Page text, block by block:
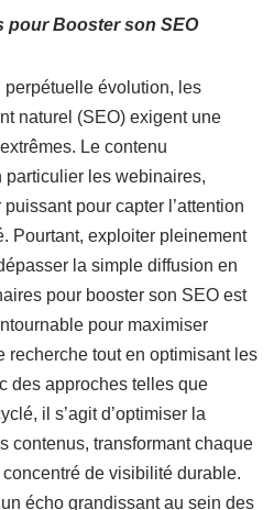
pour Booster son SEO
évolution, les
naturel (SEO) exigent une
Le contenu
particulier les webinaires,
pour capter l’attention
Pourtant, exploiter pleinement
la simple diffusion en
pour booster son SEO est
pour maximiser
recherche tout en optimisant les
des approches telles que
il s’agit d’optimiser la
contenus, transformant chaque
de visibilité durable.
écho grandissant au sein des